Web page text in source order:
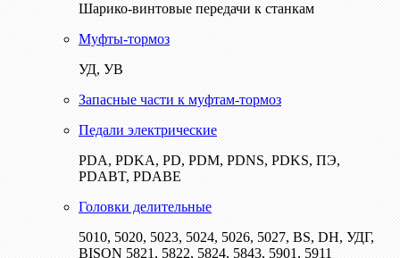
Шарико-винтовые передачи к станкам
Муфты-тормоз
УД, УВ
Запасные части к муфтам-тормоз
Педали электрические
PDA, PDKA, PD, PDM, PDNS, PDKS, ПЭ,
PDABT, PDABE
Головки делительные
5010, 5020, 5023, 5024, 5026, 5027, BS, DH, УДГ,
BISON 5821, 5822, 5824, 5843, 5901, 5911